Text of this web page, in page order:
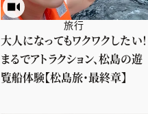
旅行
大人になってもワクワクしたい！
まるでアトラクション、松島の遊
覧船体験【松島旅・最終章】